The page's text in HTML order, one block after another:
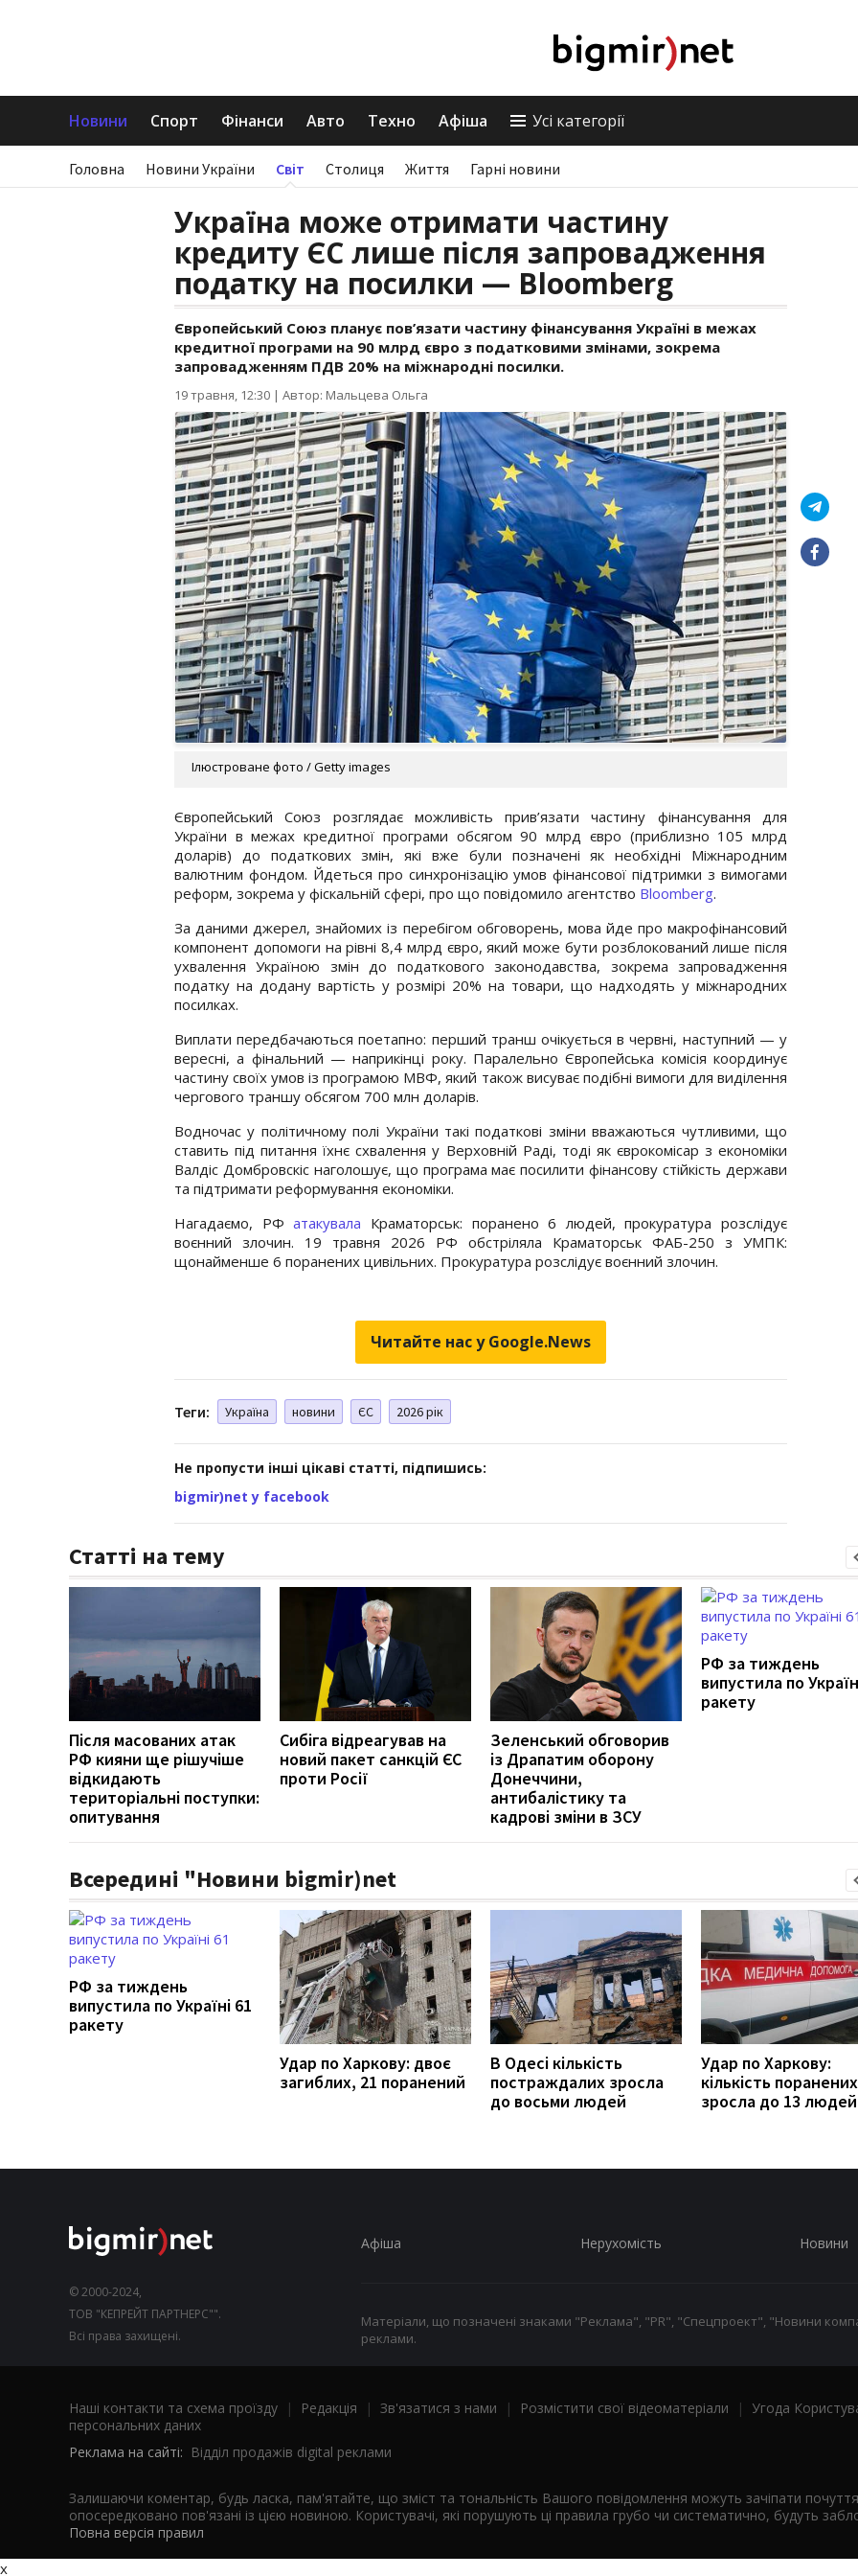
Новини Спорт Фінанси Авто Техно Афіша Усі категорії
Головна Новини України Світ Столиця Життя Гарні новини
Україна може отримати частину
кредиту ЄС лише після запровадження
податку на посилки — Bloomberg
Європейський Союз планує пов’язати частину фінансування Україні в межах
кредитної програми на 90 млрд євро з податковими змінами, зокрема
запровадженням ПДВ 20% на міжнародні посилки.
19 травня, 12:30 | Автор: Мальцева Ольга
Ілюстроване фото / Getty images
Європейський Союз розглядає можливість прив’язати частину фінансування для
України в межах кредитної програми обсягом 90 млрд євро (приблизно 105 млрд
доларів) до податкових змін, які вже були позначені як необхідні Міжнародним
валютним фондом. Йдеться про синхронізацію умов фінансової підтримки з вимогами
реформ, зокрема у фіскальній сфері, про що повідомило агентство Bloomberg.
За даними джерел, знайомих із перебігом обговорень, мова йде про макрофінансовий
компонент допомоги на рівні 8,4 млрд євро, який може бути розблокований лише після
ухвалення Україною змін до податкового законодавства, зокрема запровадження
податку на додану вартість у розмірі 20% на товари, що надходять у міжнародних
посилках.
Виплати передбачаються поетапно: перший транш очікується в червні, наступний — у
вересні, а фінальний — наприкінці року. Паралельно Європейська комісія координує
частину своїх умов із програмою МВФ, який також висуває подібні вимоги для виділення
чергового траншу обсягом 700 млн доларів.
Водночас у політичному полі України такі податкові зміни вважаються чутливими, що
ставить під питання їхнє схвалення у Верховній Раді, тоді як єврокомісар з економіки
Валдіс Домбровскіс наголошує, що програма має посилити фінансову стійкість держави
та підтримати реформування економіки.
Нагадаємо, РФатакувала Краматорськ: поранено 6 людей, прокуратура розслідує
воєнний злочин. 19 травня 2026 РФ обстріляла Краматорськ ФАБ-250 з УМПК:
щонайменше 6 поранених цивільних. Прокуратура розслідує воєнний злочин.
Читайте нас у Google.News
Теги: Україна новини ЄС 2026 рік
Не пропусти інші цікаві статті, підпишись:
bigmir)net у facebook
Статті на тему
Після масованих атак
РФ кияни ще рішучіше
відкидають
територіальні поступки:
опитування
Сибіга відреагував на
новий пакет санкцій ЄС
проти Росії
Зеленський обговорив
із Драпатим оборону
Донеччини,
антибалістику та
кадрові зміни в ЗСУ
РФ за тиждень
випустила по
ракету
Всередині "Новини bigmir)net
РФ за тиждень
випустила по Україні 61
ракету
Удар по Харкову: двоє
загиблих, 21 поранений
В Одесі кількість
постраждалих зросла
до восьми людей
Удар по Харкову:
кількість поранених
зросла до 13 людей
© 2000-2024,
ТОВ "КЕПРЕЙТ ПАРТНЕРС"".
Всі права захищені.
Афіша Нерухомість Новини
Матеріали, що позначені знаками "Реклама", "PR", "Спецпроект", "Новини
реклами.
Наші контакти та схема проїзду | Редакція | Зв'язатися з нами | Розмістити свої відеоматеріали | Угода
персональних даних
Реклама на сайті: Відділ продажів digital реклами
Залишаючи коментар, будь ласка, пам'ятайте, що зміст та тональність Вашого повідомлення можуть зачіпати
опосередковано пов'язані із цією новиною. Користувачі, які порушують ці правила грубо чи систематично, будуть
Повна версія правил
x